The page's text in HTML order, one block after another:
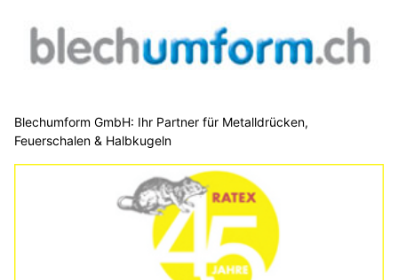
Blechumform GmbH: Ihr Partner für Metalldrücken,
Feuerschalen & Halbkugeln